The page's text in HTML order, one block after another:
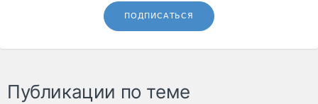
ПОДПИСАТЬСЯ
Публикации по теме